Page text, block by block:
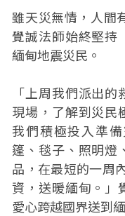
雖天災無情，人間
覺誠法師始終堅持
緬甸地震災民。
「上周我們派出
現場，了解到災民
我們積極投入準
篷、毯子、照明燈
品，在最短的一周
資，送暖緬甸。」
愛心跨越國界送到